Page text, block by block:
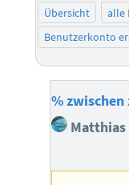
Übersicht alle
Benutzerkonto
%
Matthias